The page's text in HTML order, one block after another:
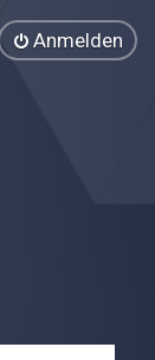
Anmelden